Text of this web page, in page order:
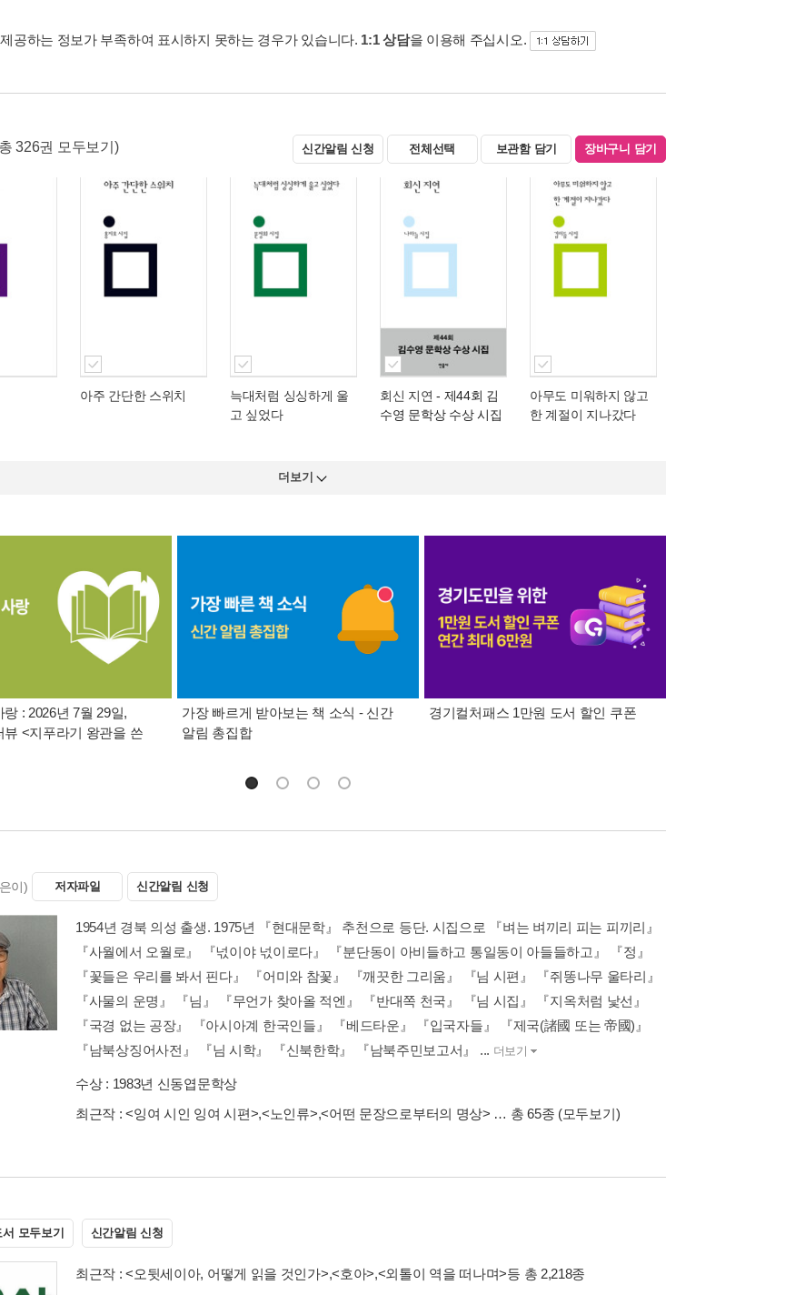
공하는 정보가 부족하여 표시하지 못하는 경우가 있습니다. 1:1 상담을 이용해 주십시오.
326권 모두보기) 신간알림 신청 전체선택 보관함 담기 장바구니 담기
아주 간단한 스위치
늑대처럼 싱싱하게 울
고 싶었다
회신 지연 - 제44회 김
수영 문학상 수상 시집
아무도 미워하지 않고
한 계절이 지나갔다
더보기
: 2026년 7월 29일,
뷰 <지푸라기 왕관을 쓴
가장 빠르게 받아보는 책 소식 - 신간
알림 총집합
경기컬처패스 1만원 도서 할인 쿠폰
이) 저자파일 신간알림 신청
1954년 경북 의성 출생. 1975년 『현대문학』 추천으로 등단. 시집으로 『벼는 벼끼리 피는 피끼리』
『사월에서 오월로』 『넋이야 넋이로다』 『분단동이 아비들하고 통일동이 아들들하고』 『정』
『꽃들은 우리를 봐서 핀다』 『어미와 참꽃』 『깨끗한 그리움』 『님 시편』 『쥐똥나무 울타리』
『사물의 운명』 『님』 『무언가 찾아올 적엔』 『반대쪽 천국』 『님 시집』 『지옥처럼 낯선』
『국경 없는 공장』 『아시아계 한국인들』 『베드타운』 『입국자들』 『제국(諸國 또는 帝國)』
『남북상징어사전』 『님 시학』 『신북한학』 『남북주민보고서』 ... 더보기
수상 : 1983년 신동엽문학상
최근작 :<잉여 시인 잉여 시편>,<노인류>,<어떤 문장으로부터의 명상> … 총 65종 (모두보기)
서 모두보기 신간알림 신청
최근작 :<오뒷세이아, 어떻게 읽을 것인가>,<호아>,<외톨이 역을 떠나며>등 총 2,218종